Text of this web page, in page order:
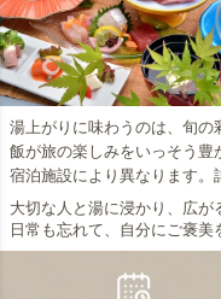
湯上がりに味わうのは、旬
飯が旅の楽しみをいっそう
宿泊施設により異なります。
大切な人と湯に浸かり、広
日常も忘れて、自分にご褒美